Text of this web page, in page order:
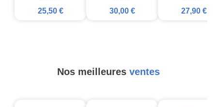
25,50 € 30,00 € 27,90 €
Nos meilleures ventes